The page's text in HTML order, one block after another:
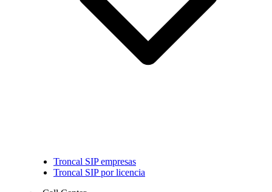
Troncal SIP empresas
Troncal SIP por licencia